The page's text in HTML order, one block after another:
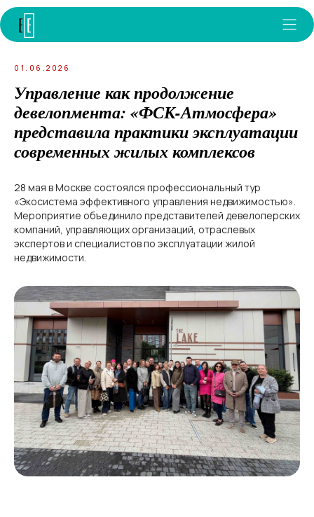
01.06.2026
Управление как продолжение
девелопмента: «ФСК-Атмосфера»
представила практики эксплуатации
современных жилых комплексов
28 мая в Москве состоялся профессиональный тур
«Экосистема эффективного управления недвижимостью».
Мероприятие объединило представителей девелоперских
компаний, управляющих организаций, отраслевых
экспертов и специалистов по эксплуатации жилой
недвижимости.